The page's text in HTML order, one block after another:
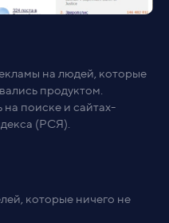
на людей, которые
продуктом.
поиске и сайтах-
(РСЯ).
которые ничего не